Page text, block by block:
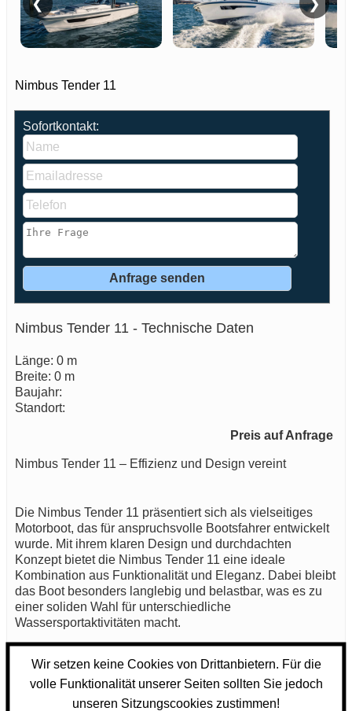
Nimbus Tender 11
Sofortkontakt:
Nimbus Tender 11 - Technische Daten
Länge: 0 m
Breite: 0 m
Baujahr:
Standort:
Preis auf Anfrage
Nimbus Tender 11 – Effizienz und Design vereint
Die Nimbus Tender 11 präsentiert sich als vielseitiges
Motorboot, das für anspruchsvolle Bootsfahrer entwickelt
wurde. Mit ihrem klaren Design und durchdachten
Konzept bietet die Nimbus Tender 11 eine ideale
Kombination aus Funktionalität und Eleganz. Dabei bleibt
das Boot besonders langlebig und belastbar, was es zu
einer soliden Wahl für unterschiedliche
Wassersportaktivitäten macht.
ausgezeichnete Stabilität und sorgt für ein angenehmes
Fahrgefühl auf dem Wasser. Die Konstruktion ist darauf
ausgelegt, höchste Anforderungen in Bezug auf
Wir setzen keine Cookies von Drittanbietern. Für die
volle Funktionalität unserer Seiten sollten Sie jedoch
unseren Sitzungscookies zustimmen!